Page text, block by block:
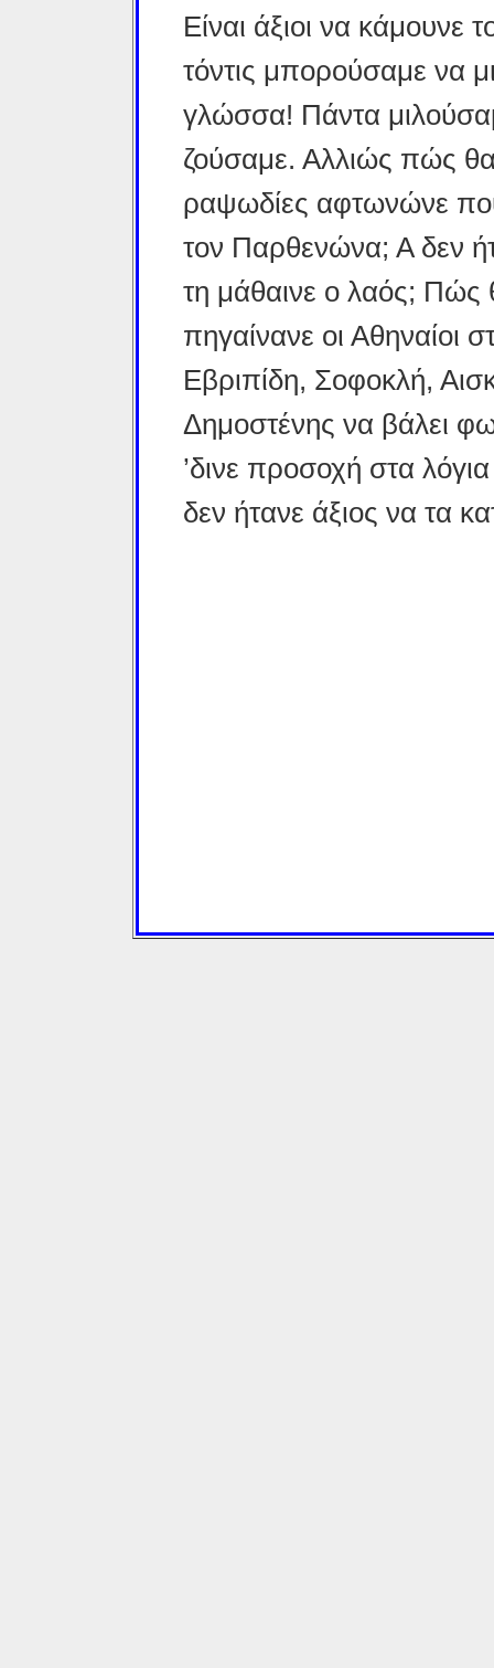
Είναι άξιοι να κάμουνε
τόντις μπορούσαμε να
γλώσσα! Πάντα
ζούσαμε. Αλλιώς πώς
ραψωδίες αφτωνώνε
τον Παρθενώνα; Α δεν
τη μάθαινε ο λαός;
πηγαίνανε οι Αθηναίοι
Εβριπίδη, Σοφοκλή,
Δημοστένης να βάλει
’δινε προσοχή στα
δεν ήτανε άξιος να τα